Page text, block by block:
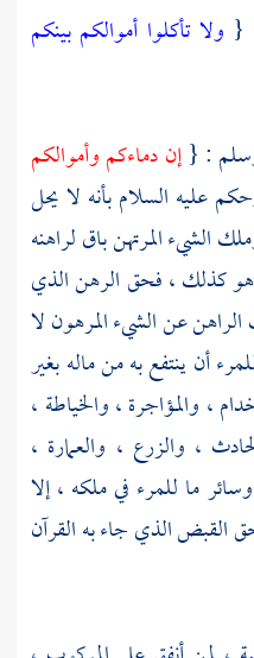
{ ولا تأكلوا أموالكم بينكم
وسلم : {إن دماءكم وأموالكم
عليه السلام بأنه لا يحل
الشيء المرتهن باق لراهنه
هو كذلك ، فحق الرهن الذي
عن الشيء المرهون لا
أن ينتفع به من ماله بغير
، والمؤاجرة ، والخياطة ،
، والزرع ، والعمارة ،
ما للمرء في ملكه ، إلا
القبض الذي جاء به القرآن